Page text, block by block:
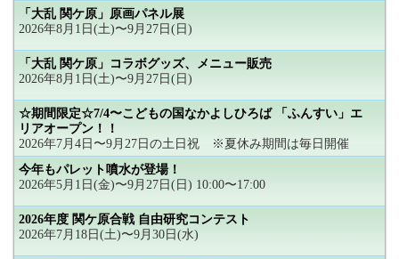
「大乱 関ケ原」原画パネル展
2026年8月1日(土)〜9月27日(日)
「大乱 関ケ原」コラボグッズ、メニュー販売
2026年8月1日(土)〜9月27日(日)
☆期間限定☆7/4〜こどもの国なかよしひろば 「ふんすい」エ
リアオープン！！
2026年7月4日〜9月27日の土日祝 ※夏休み期間は毎日開催
今年もパレット噴水が登場！
2026年5月1日(金)〜9月27日(日) 10:00〜17:00
2026年度 関ケ原合戦 自由研究コンテスト
2026年7月18日(土)〜9月30日(水)